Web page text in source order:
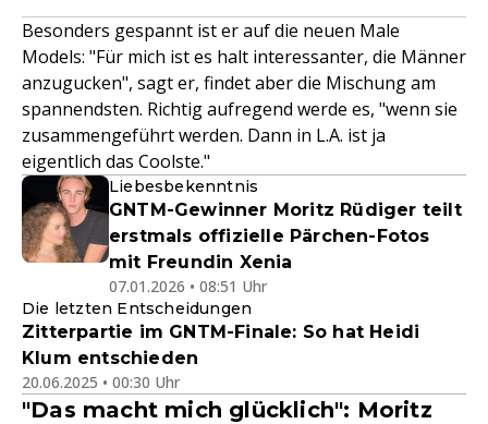
Besonders gespannt ist er auf die neuen Male
Models: "Für mich ist es halt interessanter, die Männer
anzugucken", sagt er, findet aber die Mischung am
spannendsten. Richtig aufregend werde es, "wenn sie
zusammengeführt werden. Dann in L.A. ist ja
eigentlich das Coolste."
Liebesbekenntnis
GNTM-Gewinner Moritz Rüdiger teilt
erstmals offizielle Pärchen-Fotos
mit Freundin Xenia
07.01.2026 • 08:51 Uhr
Die letzten Entscheidungen
Zitterpartie im GNTM-Finale: So hat Heidi
Klum entschieden
20.06.2025 • 00:30 Uhr
"Das macht mich glücklich": Moritz